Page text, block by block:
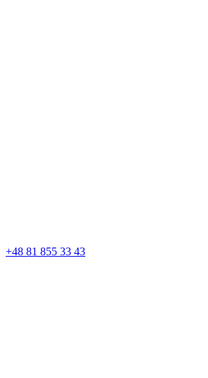
+48 81 855 33 43